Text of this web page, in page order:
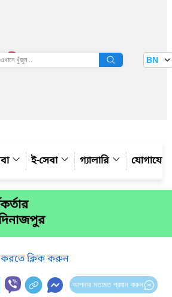
তথ্য বাতায়ন BN
ই-সেবা গ্যালারি
করতে ক্লিক করুন
আপনার মতামত প্রদান করুন